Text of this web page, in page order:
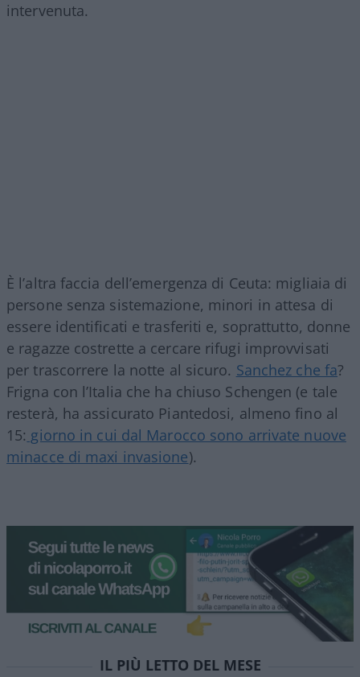
intervenuta.
È l’altra faccia dell’emergenza di Ceuta: migliaia di
persone senza sistemazione, minori in attesa di
essere identificati e trasferiti e, soprattutto, donne
e ragazze costrette a cercare rifugi improvvisati
per trascorrere la notte al sicuro. Sanchez che fa?
Frigna con l’Italia che ha chiuso Schengen (e tale
resterà, ha assicurato Piantedosi, almeno fino al
15: giorno in cui dal Marocco sono arrivate nuove
minacce di maxi invasione).
IL PIÙ LETTO DEL MESE